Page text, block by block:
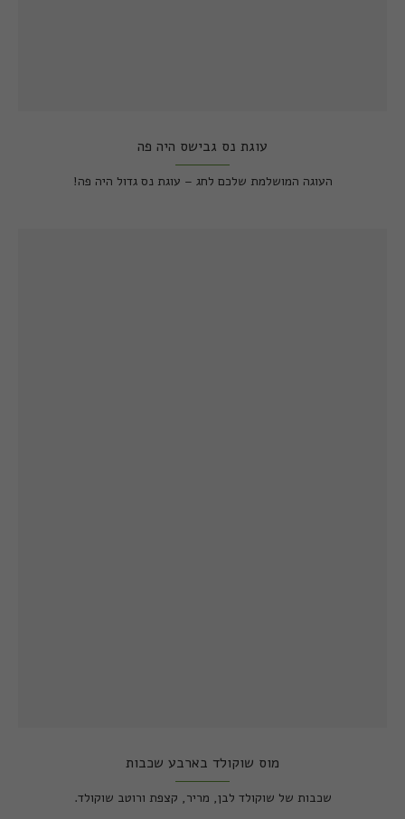
עוגת נס גבישס היה פה
העוגה המושלמת שלכם לחג – עוגת נס גדול היה פה!
מוס שוקולד בארבע שכבות
שכבות של שוקולד לבן, מריר, קצפת ורוטב שוקולד.